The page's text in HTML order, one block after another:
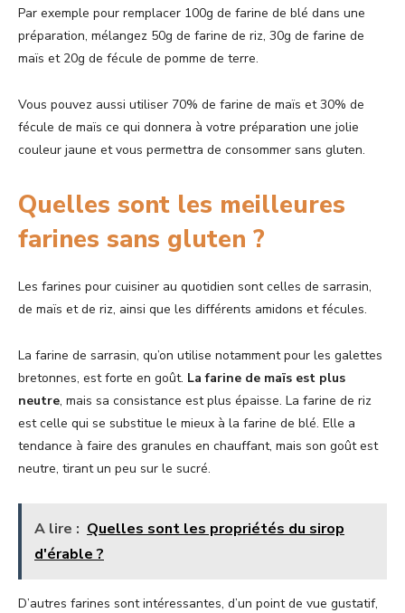
Par exemple pour remplacer 100g de farine de blé dans une
préparation, mélangez 50g de farine de riz, 30g de farine de
maïs et 20g de fécule de pomme de terre.
Vous pouvez aussi utiliser 70% de farine de maïs et 30% de
fécule de maïs ce qui donnera à votre préparation une jolie
couleur jaune et vous permettra de consommer sans gluten.
Quelles sont les meilleures
farines sans gluten ?
Les farines pour cuisiner au quotidien sont celles de sarrasin,
de maïs et de riz, ainsi que les différents amidons et fécules.
La farine de sarrasin, qu’on utilise notamment pour les galettes
bretonnes, est forte en goût. La farine de maïs est plus
neutre, mais sa consistance est plus épaisse. La farine de riz
est celle qui se substitue le mieux à la farine de blé. Elle a
tendance à faire des granules en chauffant, mais son goût est
neutre, tirant un peu sur le sucré.
A lire : Quelles sont les propriétés du sirop
d'érable ?
D’autres farines sont intéressantes, d’un point de vue gustatif,